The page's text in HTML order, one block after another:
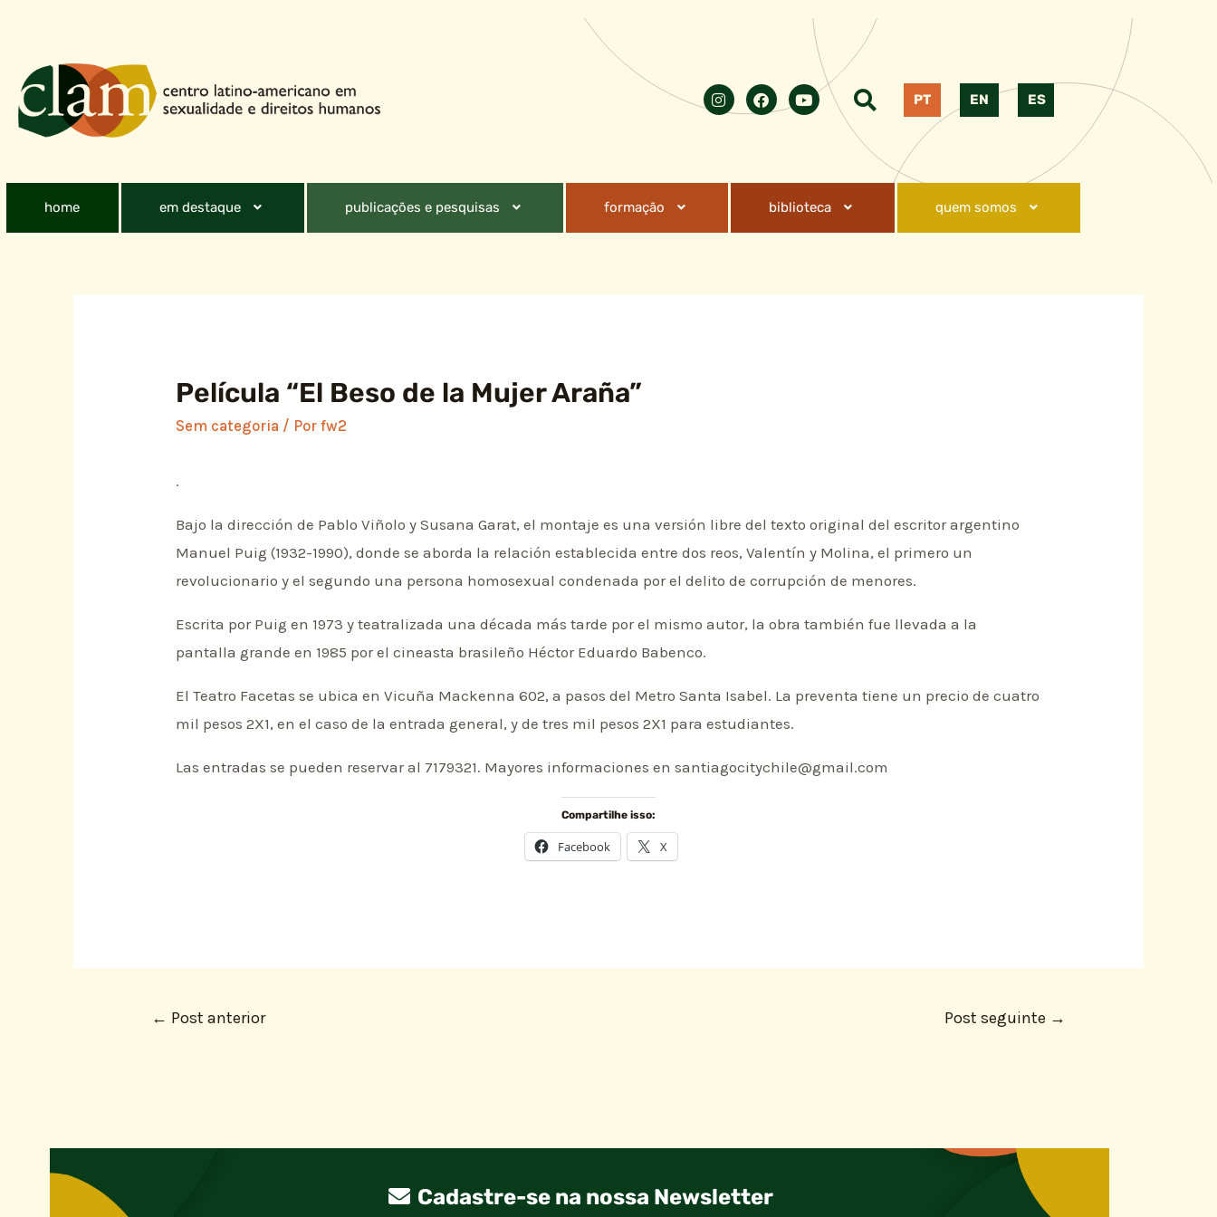
PT EN ES
home em destaque publicações e pesquisas formação biblioteca quem somos
Película “El Beso de la Mujer Araña”
Sem categoria / Porfw2
.
Bajo la dirección de Pablo Viñolo y Susana Garat, el montaje es una versión libre del texto original del escritor argentino
Manuel Puig (1932-1990), donde se aborda la relación establecida entre dos reos, Valentín y Molina, el primero un
revolucionario y el segundo una persona homosexual condenada por el delito de corrupción de menores.
Escrita por Puig en 1973 y teatralizada una década más tarde por el mismo autor, la obra también fue llevada a la
pantalla grande en 1985 por el cineasta brasileño Héctor Eduardo Babenco.
El Teatro Facetas se ubica en Vicuña Mackenna 602, a pasos del Metro Santa Isabel. La preventa tiene un precio de cuatro
mil pesos 2X1, en el caso de la entrada general, y de tres mil pesos 2X1 para estudiantes.
Las entradas se pueden reservar al 7179321. Mayores informaciones en santiagocitychile@gmail.com
Compartilhe isso:
Facebook X
← Post anterior Post seguinte →
Cadastre-se na nossa Newsletter